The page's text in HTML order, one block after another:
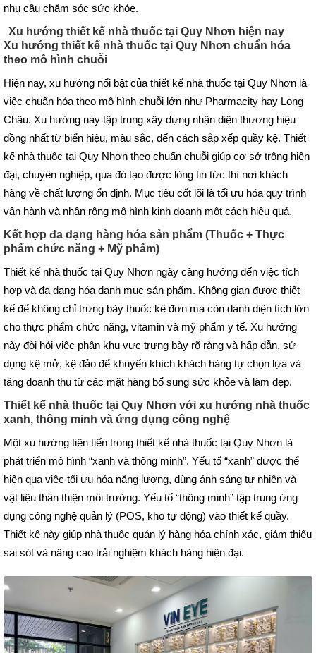
nhu cầu chăm sóc sức khỏe.
Xu hướng thiết kế nhà thuốc tại Quy Nhơn hiện nay
Xu hướng thiết kế nhà thuốc tại Quy Nhơn chuẩn hóa
theo mô hình chuỗi
Hiện nay, xu hướng nổi bật của thiết kế nhà thuốc tại Quy Nhơn là
việc chuẩn hóa theo mô hình chuỗi lớn như Pharmacity hay Long
Châu. Xu hướng này tập trung xây dựng nhận diện thương hiệu
đồng nhất từ biển hiệu, màu sắc, đến cách sắp xếp quầy kệ. Thiết
kế nhà thuốc tại Quy Nhơn theo chuẩn chuỗi giúp cơ sở trông hiện
đại, chuyên nghiệp, qua đó tạo được lòng tin tức thì nơi khách
hàng về chất lượng ổn định. Mục tiêu cốt lõi là tối ưu hóa quy trình
vận hành và nhân rộng mô hình kinh doanh một cách hiệu quả.
Kết hợp đa dạng hàng hóa sản phẩm (Thuốc + Thực
phẩm chức năng + Mỹ phẩm)
Thiết kế nhà thuốc tại Quy Nhơn ngày càng hướng đến việc tích
hợp và đa dạng hóa danh mục sản phẩm. Không gian được thiết
kế để không chỉ trưng bày thuốc kê đơn mà còn dành diện tích lớn
cho thực phẩm chức năng, vitamin và mỹ phẩm y tế. Xu hướng
này đòi hỏi việc phân khu vực trưng bày rõ ràng và hấp dẫn, sử
dụng kệ mở, kệ đảo để khuyến khích khách hàng tự chọn lựa và
tăng doanh thu từ các mặt hàng bổ sung sức khỏe và làm đẹp.
Thiết kế nhà thuốc tại Quy Nhơn với xu hướng nhà thuốc
xanh, thông minh và ứng dụng công nghệ
Một xu hướng tiên tiến trong thiết kế nhà thuốc tại Quy Nhơn là
phát triển mô hình “xanh và thông minh”. Yếu tố “xanh” được thể
hiện qua việc tối ưu hóa năng lượng, dùng ánh sáng tự nhiên và
vật liệu thân thiện môi trường. Yếu tố “thông minh” tập trung ứng
dụng công nghệ quản lý (POS, kho tự động) vào thiết kế quầy.
Thiết kế này giúp nhà thuốc quản lý hàng hóa chính xác, giảm thiểu
sai sót và nâng cao trải nghiệm khách hàng hiện đại.